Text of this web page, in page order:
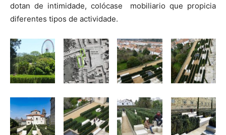
dotan de intimidade, colócase mobiliario que propicia
diferentes tipos de actividade.